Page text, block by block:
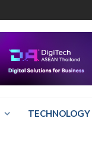
TECHNOLOGY